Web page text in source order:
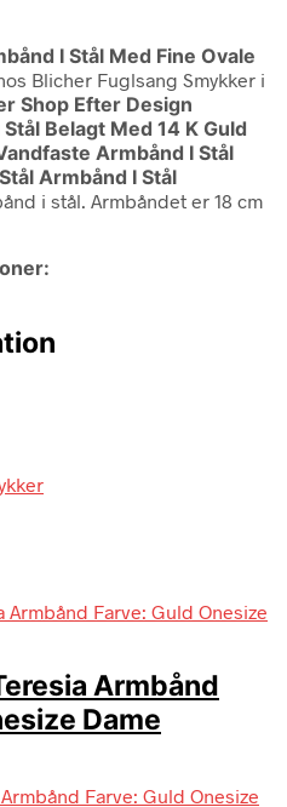
I Stål Med Fine Ovale
Blicher Fuglsang Smykker i
Shop Efter Design
Belagt Med 14 K Guld
Armbånd I Stål
Armbånd I Stål
i stål. Armbåndet er 18 cm
Armbånd
Dame